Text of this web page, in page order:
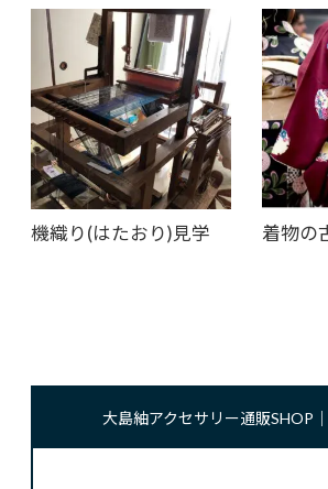
機織り(はたおり)見学 着物の
大島紬アクセサリー通販SHOP